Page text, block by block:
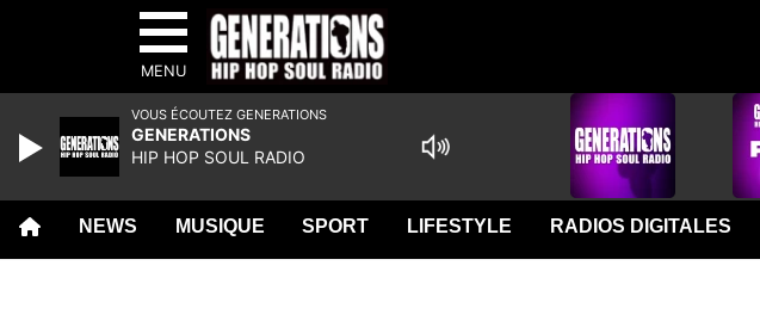
MENU
NEWS MUSIQUE SPORT LIFESTYLE RADIOS DIGITALES
VOUS ÉCOUTEZ GENERATIONS
GENERATIONS
HIP HOP SOUL RADIO